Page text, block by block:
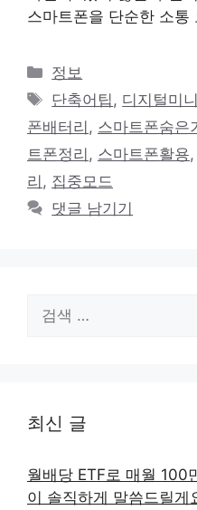
스마트폰을 단순한 소통
카
테
리
정보
태
그
단축어팁 , 디지털미
폰배터리 , 스마트폰숨은
트폰정리 , 스마트폰활용,
리 , 집중모드
댓글 남기기
색:
최신 글
월배당 ETF로 매월 100
이 솔직하게 말씀드릴게